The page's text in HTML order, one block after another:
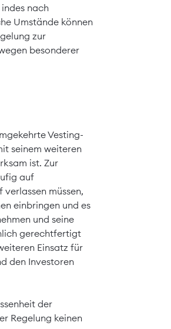
nach
Umstände können
zur
besonderer
Vesting-
seinem weiteren
ist. Zur
auf
müssen,
einbringen und es
und seine
gerechtfertigt
Einsatz für
den Investoren
der
Regelung keinen